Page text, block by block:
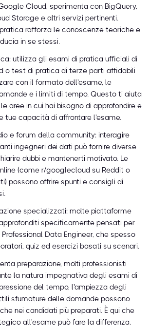
Cloud, sperimenta con BigQuery,
Storage e altri servizi pertinenti.
rafforza le conoscenze teoriche e
in se stessi.
utilizza gli esami di pratica ufficiali di
o test di pratica di terze parti affidabili
con il formato dell'esame, le
e i limiti di tempo. Questo ti aiuta
aree in cui hai bisogno di approfondire e
tue capacità di affrontare l'esame.
e forum della community: interagire
ingegneri dei dati può fornire diverse
dubbi e mantenerti motivato. Le
(come r/googlecloud su Reddit o
possono offrire spunti e consigli di
specializzati: molte piattaforme
specificamente pensati per
Data Engineer, che spesso
quiz ed esercizi basati su scenari.
preparazione, molti professionisti
la natura impegnativa degli esami di
del tempo, l'ampiezza degli
sfumature delle domande possono
nei candidati più preparati. È qui che
all'esame può fare la differenza.